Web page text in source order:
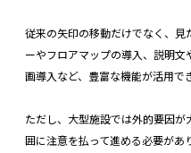
従来の矢印の移動だけでなく、見
ーやフロアマップの導入、説明
画導入など、豊富な機能が活用で
ただし、大型施設では外的要因
囲に注意を払って進める必要があ